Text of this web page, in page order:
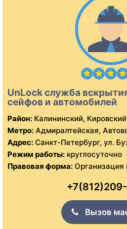
UnLock служба
сейфов и автомобилей
Район: Калининский, Кировский
Метро: Адмиралтейская,
Адрес: Санкт-Петербург, ул.
Режим работы: круглосуточно
Правовая форма: Организация
Вызов